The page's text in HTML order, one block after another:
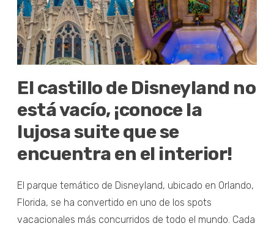
El castillo de Disneyland no
está vacío, ¡conoce la
lujosa suite que se
encuentra en el interior!
El parque temático de Disneyland, ubicado en Orlando,
Florida, se ha convertido en uno de los spots
vacacionales más concurridos de todo el mundo. Cada